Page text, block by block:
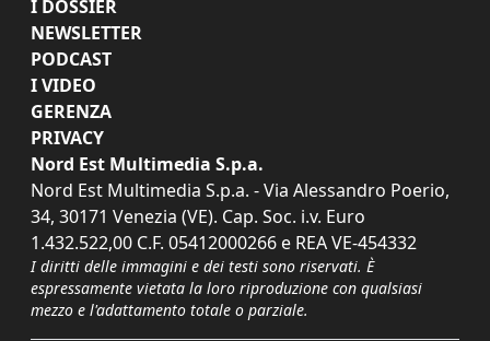
I DOSSIER
NEWSLETTER
PODCAST
I VIDEO
GERENZA
PRIVACY
Nord Est Multimedia S.p.a.
Nord Est Multimedia S.p.a. - Via Alessandro Poerio,
34, 30171 Venezia (VE). Cap. Soc. i.v. Euro
1.432.522,00 C.F. 05412000266 e REA VE-454332
I diritti delle immagini e dei testi sono riservati. È
espressamente vietata la loro riproduzione con qualsiasi
mezzo e l'adattamento totale o parziale.